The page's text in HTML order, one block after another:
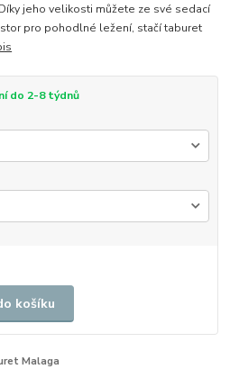
jeho velikosti můžete ze své sedací
pro pohodlné ležení, stačí taburet
do 2-8 týdnů
košíku
Malaga